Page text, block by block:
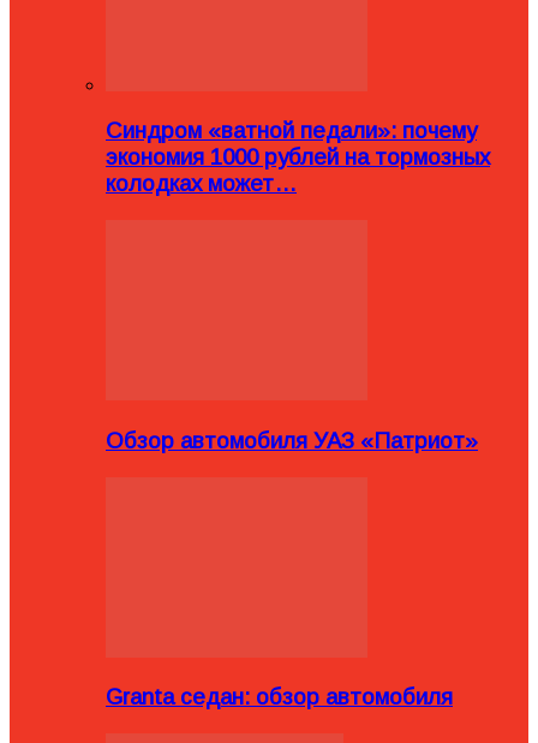
Синдром «ватной педали»: почему
экономия 1000 рублей на тормозных
колодках может…
Обзор автомобиля УАЗ «Патриот»
Granta седан: обзор автомобиля